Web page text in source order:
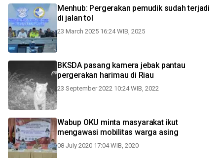
Menhub: Pergerakan pemudik sudah terjadi
di jalan tol
23 March 2025 16:24 WIB, 2025
BKSDA pasang kamera jebak pantau
pergerakan harimau di Riau
23 September 2022 10:24 WIB, 2022
Wabup OKU minta masyarakat ikut
mengawasi mobilitas warga asing
08 July 2020 17:04 WIB, 2020